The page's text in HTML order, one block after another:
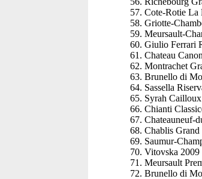
57. Cote-Rotie La
58. Griotte-
59. Meursault-
60. Giulio Ferrari
61. Chateau
62. Montrachet
63. Brunello di
64. Sassella
65. Syrah
66. Chianti
67. Chateauneuf-
68. Chablis
69. Saumur-
70. Vitovska
71. Meursault
72. Brunello di